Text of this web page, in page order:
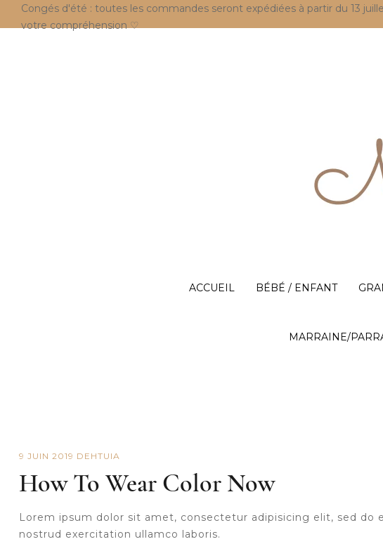
Congés d'été : toutes les commandes seront expédiées à partir du 13
votre compréhension ♡
ACCUEIL BÉBÉ / ENFANT
MARRAINE/
9 JUIN 2019 DE HTUIA
How To Wear Color Now
Lorem ipsum dolor sit amet, consectetur adipisicing elit, sed
nostrud exercitation ullamco laboris.